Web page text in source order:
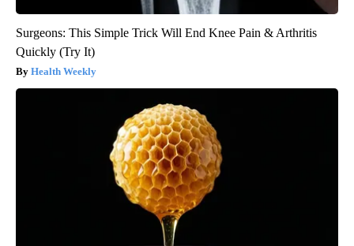
Surgeons: This Simple Trick Will End Knee Pain & Arthritis
Quickly (Try It)
Health Weekly